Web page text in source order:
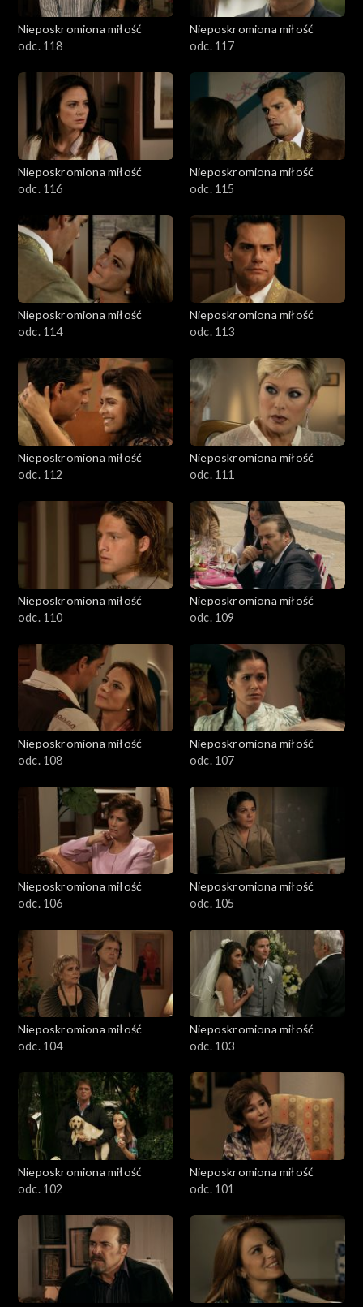
Nieposkromiona miłość
odc. 118
Nieposkromiona miłość
odc. 117
Nieposkromiona miłość
odc. 116
Nieposkromiona miłość
odc. 115
Nieposkromiona miłość
odc. 114
Nieposkromiona miłość
odc. 113
Nieposkromiona miłość
odc. 112
Nieposkromiona miłość
odc. 111
Nieposkromiona miłość
odc. 110
Nieposkromiona miłość
odc. 109
Nieposkromiona miłość
odc. 108
Nieposkromiona miłość
odc. 107
Nieposkromiona miłość
odc. 106
Nieposkromiona miłość
odc. 105
Nieposkromiona miłość
odc. 104
Nieposkromiona miłość
odc. 103
Nieposkromiona miłość
odc. 102
Nieposkromiona miłość
odc. 101